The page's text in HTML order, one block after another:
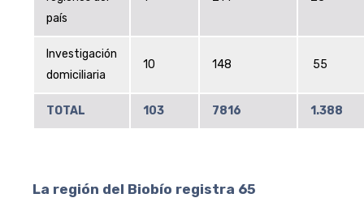
país
Investigación
domiciliaria
10 148 55
TOTAL 103 7816 1.388
La región del Biobío registra 65